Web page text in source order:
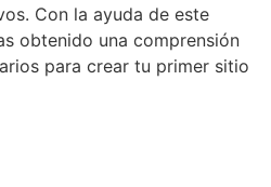
Con la ayuda de este
obtenido una comprensión
para crear tu primer sitio